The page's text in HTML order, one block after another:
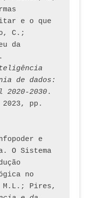
e o que
C.;
da
de dados:
2020-2030.
pp.
e
O Sistema
no
Pires,